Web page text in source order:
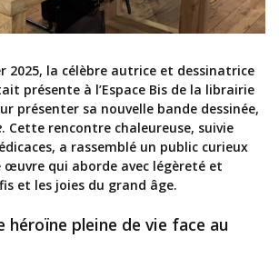
2025, la célèbre autrice et dessinatrice
présente à l’Espace Bis de la librairie
présenter sa nouvelle bande dessinée,
. Cette rencontre chaleureuse, suivie
a rassemblé un public curieux
œuvre qui aborde avec légèreté et
et les joies du grand âge.
héroïne pleine de vie face au